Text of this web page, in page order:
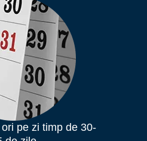
pe zi timp de 30-